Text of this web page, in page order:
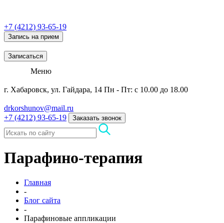
+7 (4212) 93-65-19
Запись на прием
Записаться
Меню
г. Хабаровск, ул. Гайдара, 14 Пн - Пт: с 10.00 до 18.00
drkorshunov@mail.ru
+7 (4212) 93-65-19
Заказать звонок
Парафино-терапия
Главная
-
Блог сайта
-
Парафиновые аппликации